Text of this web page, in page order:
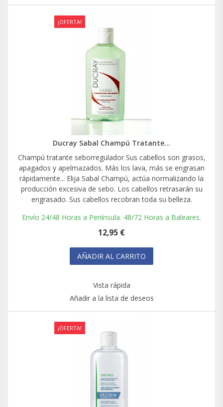
¡OFERTA!
Ducray Sabal Champú Tratante...
Champú tratante seborregulador Sus cabellos son grasos,
apagados y apelmazados. Más los lava, más se engrasan
rápidamente... Elija Sabal Champú, actúa normalizando la
producción excesiva de sebo. Los cabellos retrasarán su
engrasado. Sus cabellos recobran toda su belleza.
Envío 24/48 Horas a Península. 48/72 Horas a Baleares.
12,95 €
AÑADIR AL CARRITO
Vista rápida
Añadir a la lista de deseos
¡OFERTA!